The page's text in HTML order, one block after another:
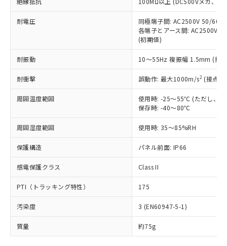
耐電圧
同極端子間: AC2500V 50/
各端子とアース間: AC2500V
(初期値)
耐振動 10～55Hz 複振幅 1.5mm (接
耐衝撃 誤動作: 最大1000m/s2 (接点
周囲温度範囲
使用時: -25～55℃ (ただし、氷
保存時: -40～80℃
周囲湿度範囲 使用時: 35～85%RH
保護構造 パネル前面: IP66
感電保護クラス Class II
PTI（トラッキング特性） 175
汚染度 3 (EN60947-5-1)
質量 約75g
ことをご了承ください。
在庫状況および標準価格照会結果は、
記載している更新日時点での社内デー
タに基づき作成されるものであり、閲
覧された時点での実際の在庫および標
準価格とは異なる場合があることをご
正式な納期状況および標準価格はお客
様のお取引先、またはお客様担当のオ
ムロン制御機器販売店・当社販売員に
オムロン制御機器販売店や当社販売拠
販売ネットワーク
」をご確認
在庫状況および標準価格結果を当社の
事前の承諾なく第三者に漏洩または開
示しないようお願いします。
マイパーツ機能（部品リスト作成サー
メンバーズにご登録されている必要が
お客様が当ウェブサイト上で当社にご
いたものが、含有品と判明した場合などや
むを得ず変更することがあります。
鉛(Pb) 1000ppm以下、 水銀(Hg) 1000ppm以下、 カド
六価クロム(Cr(Ⅵ)) 1000ppm以下、ポリ臭化ビフェニル
ル) (DEHP)(別名：DOP) 1000ppm以下、フタル酸ブチ
ルベンジル（BBP） 1000ppm以下、フタル酸ジブチル
（DBP） 1000ppm以下、フタル酸ジイソブチル
(DIBP) 1000ppm以下
但し、RoHS指令で産業用監視および制御機器に対する
フタル酸エステル類の４物質については閾値を超える意
※2 対応予定月
部品在庫の切り替え状況などにより、予定
月が前後することがあります。
※3 非含有証明書ダウンロード
基準値を超えていることを示します。
「－」：未確認です。当社販売部門へお問
*中国RoHS10物質の基準値 (GB/T26572)：
Cr(Ⅵ)(六価クロム) : 1000ppm、 PBBs(ポリ臭化ビフェ
ニル類) : 1000ppm、 PBDEs(ポリ臭化ジフェニルエーテ
DBP(フタル酸ジブチル) : 1000ppm、 DIBP(フタル酸ジ
イソブチル) : 1000ppm、 BBP(フタル酸ブチルベンジ
DEHP(フタル酸ビス(2-エチルヘキシル)) : 1000ppm
※2 環境保護使用期限
「ｅ」：有害物質（10物質）のすべてが基
準値以下であることを示します。
「10」：通常の使用状況下において有害物
質が外部に漏えいし、環境に深刻な影響を
及ぼさない年数を意味します。
「－」：未確認です。当社販売部門へお問
当社は、これら貴社製品のうち、外国
為替および外国貿易法に定める商品
（以下｢規制貨物等」という）を輸出
または国外への提供する場合は、日本
国政府の輸出許可(または役務取引許
可)を取得するなどの必要な手続きを
当社は規制貨物を破棄する場合は、完
全に破砕するなど、違法に輸出されな
いよう必要な手段を講じます。
当社は貴社製品を、核兵器、ミサイ
ル、化学兵器、生物兵器またはその他
武器並びにこれらの製造装置等に一切
当社は、貴社製品を第三者に販売する
場合は、上記1、2および3の内容を当
該第三者に通知します。また当社は、
販売先および販売に係わる関係者が違
法に輸出するおそれがある場合は、取
り引きをいたしません。
一定数以上の在庫あり
△ 一定数には満たないが在庫あり
－
在庫なし(最新の在庫状況につ
いては、お客様のお取引先、ま
たはお客様担当のオムロン制御
機器販売店・当社販売員にご確
空
受注生産機種、また在庫状況の
情報を公開していない機種